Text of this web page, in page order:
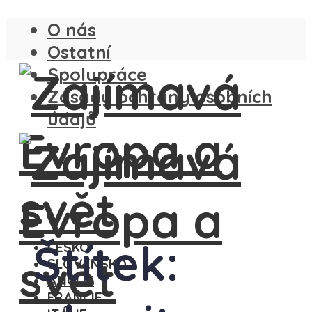
O nás
Ostatní
Spolupráce
Zásady ochrany osobních
údajů
ČESKO
SLOVENSKO
ANGLIE
FRANCIE
Štítek: